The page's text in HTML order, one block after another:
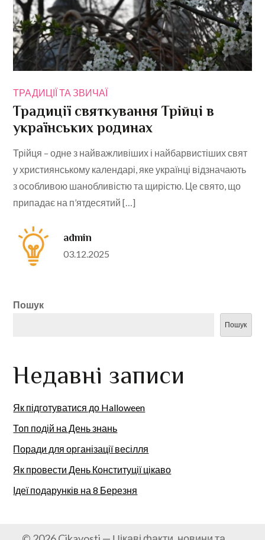
ТРАДИЦІЇ ТА ЗВИЧАЇ
Традиції святкування Трійці в
українських родинах
Трійця – одне з найважливіших і найбарвистіших свят
у християнському календарі, яке українці відзначають
з особливою шанобливістю та щирістю. Це свято, що
припадає на п’ятдесятий […]
admin
Posted
03.12.2025
Пошук
Пошук
Недавні записи
Як підготуватися до Halloween
Топ подій на День знань
Поради для організації весілля
Як провести День Конституції цікаво
Ідеї подарунків на 8 Березня